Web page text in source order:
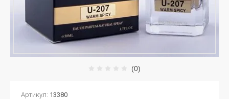
(0)
Артикул: 13380